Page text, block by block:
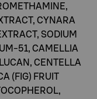
CYNARA
SODIUM
51, CAMELLIA
CENTELLA
(FIG) FRUIT